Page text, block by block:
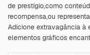
de prestígio,como
recompensa,ou
Adicione extravagância à
elementos gráficos